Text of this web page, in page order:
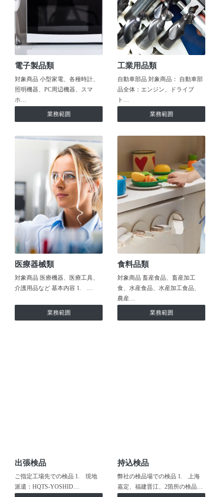
電子製品類
対象商品 小型家電、各種時計、
照明機器、PC周辺機器、スマ
ホ…
業務範囲
工業用品類
自動車部品 対象商品： 自動車部
品全体：エンジン、ドライブ
ト…
業務範囲
医療器械類
対象商品 医療機器、医療工具、
介護用品など 基本内容 1. …
業務範囲
食料品類
対象商品 畜産食品、畜産加工
食、水産食品、水産加工食品、
農産…
業務範囲
出張検品
ご指定工場先での検品 1. 現地
派遣：HQTS-YOSHID…
持込検品
弊社の検品場での検品 1. 上海
嘉定、福建晋江、2箇所の検品…